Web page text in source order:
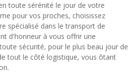
toute sérénité le jour de votre
pour vos proches, choisissez
spécialisé dans le transport de
d'honneur à vous offrir une
sécurité, pour le plus beau jour de
tout le côté logistique, vous ôtant